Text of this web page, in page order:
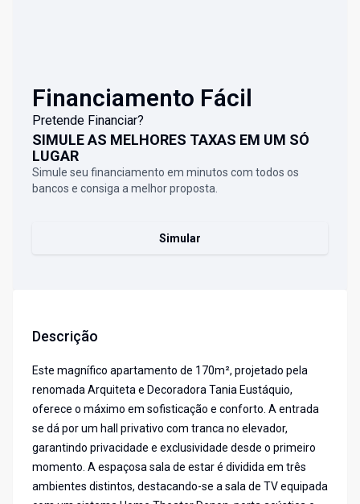
Financiamento Fácil
Pretende Financiar?
SIMULE AS MELHORES TAXAS EM UM SÓ
LUGAR
Simule seu financiamento em minutos com todos os
bancos e consiga a melhor proposta.
Simular
Descrição
Este magnífico apartamento de 170m², projetado pela
renomada Arquiteta e Decoradora Tania Eustáquio,
oferece o máximo em sofisticação e conforto. A entrada
se dá por um hall privativo com tranca no elevador,
garantindo privacidade e exclusividade desde o primeiro
momento. A espaçosa sala de estar é dividida em três
ambientes distintos, destacando-se a sala de TV equipada